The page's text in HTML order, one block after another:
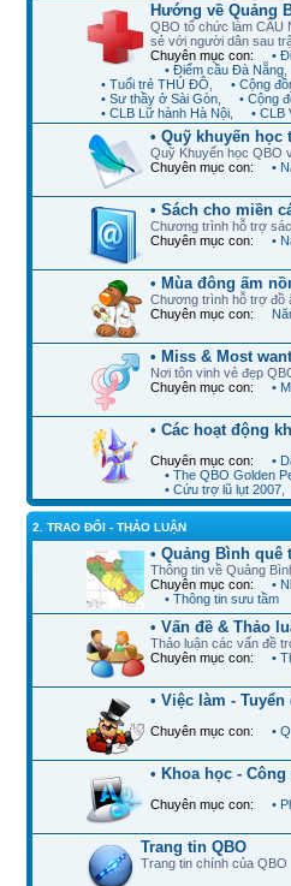
Hướng về Quảng
QBO tổ chức làm CẦU
sẻ với người dân sau
Chuyên mục con:
•
• Điểm cầu Đà Nẵng
• Tuổi trẻ THỦ ĐÔ
• Cộng
• Sư thầy ở Sài Gòn
• Cộng
• CLB Lữ hành Hà Nội
• CLB
• Quỹ khuyến học
Quỹ Khuyến học QBO
Chuyên mục con:
•
• Sách cho miền
Chương trình hỗ trợ
Chuyên mục con:
•
• Mùa đông ấm
Chương trình hỗ trợ đồ
Chuyên mục con:
• Miss & Most
Nơi tôn vinh vẻ đẹp
Chuyên mục con:
•
• Các hoạt động
Chuyên mục con: •
• The QBO Golden
• Cứu trợ lũ lụt 2007
2. TRAO ĐỔI - THẢO LUẬN
• Quảng Bình quê
Thông tin về Quảng
Chuyên mục con:
•
• Thông tin sưu tầm
• Vấn đề & Thảo
Thảo luận các vấn đề
Chuyên mục con:
•
• Việc làm - Tuyển
Chuyên mục con: •
• Khoa học - Công
Chuyên mục con: •
Trang tin QBO
Trang tin chính của QBO